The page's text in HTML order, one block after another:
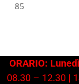
85
ORARIO:
08.30 – 12.30 |